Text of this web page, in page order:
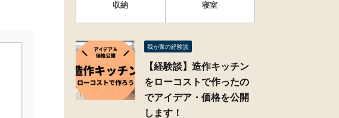
収納 寝室
我が家の経験談
【経験談】造作キッチン
をローコストで作ったの
でアイデア・価格を公開
します！